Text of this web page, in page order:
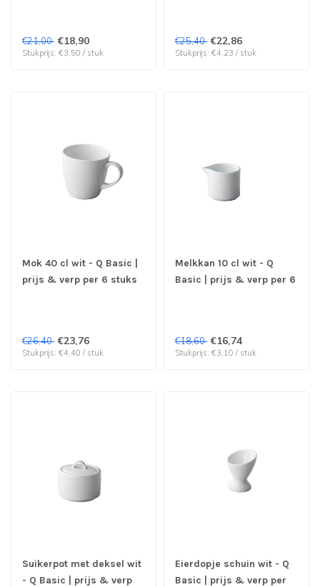
€21,00 €18,90
Stukprijs: €3,50 / stuk
€25,40 €22,86
Stukprijs: €4,23 / stuk
Mok 40 cl wit - Q Basic |
prijs & verp per 6 stuks
€26,40 €23,76
Stukprijs: €4,40 / stuk
Melkkan 10 cl wit - Q
Basic | prijs & verp per 6
€18,60 €16,74
Stukprijs: €3,10 / stuk
Suikerpot met deksel wit
- Q Basic | prijs & verp
Eierdopje schuin wit - Q
Basic | prijs & verp per